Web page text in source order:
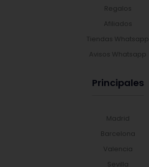
Regalos
Afiliados
Tiendas Whatsapp
Avisos Whatsapp
Principales
Madrid
Barcelona
Valencia
Sevilla